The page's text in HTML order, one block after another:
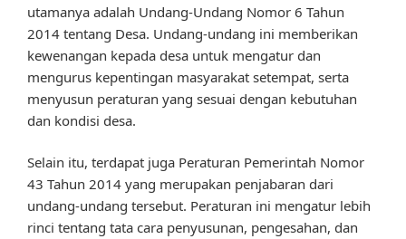
utamanya adalah Undang-Undang Nomor 6 Tahun
2014 tentang Desa. Undang-undang ini memberikan
kewenangan kepada desa untuk mengatur dan
mengurus kepentingan masyarakat setempat, serta
menyusun peraturan yang sesuai dengan kebutuhan
dan kondisi desa.
Selain itu, terdapat juga Peraturan Pemerintah Nomor
43 Tahun 2014 yang merupakan penjabaran dari
undang-undang tersebut. Peraturan ini mengatur lebih
rinci tentang tata cara penyusunan, pengesahan, dan